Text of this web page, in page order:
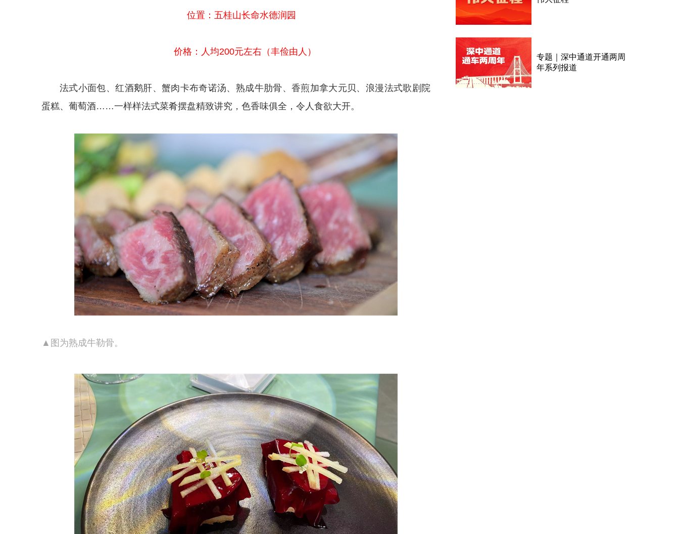
位置：五桂山长命水德润园
价格：人均200元左右（丰俭由人）
法式小面包、红酒鹅肝、蟹肉卡布奇诺汤、熟成牛肋骨、香煎加拿大元贝、浪漫法式歌剧院
蛋糕、葡萄酒……一样样法式菜肴摆盘精致讲究，色香味俱全，令人食欲大开。
▲图为熟成牛勒骨。
专题｜深中通道开通两周
年系列报道